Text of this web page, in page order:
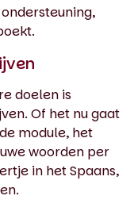
doelen is
Of het nu gaat
module, het
woorden per
in het Spaans,